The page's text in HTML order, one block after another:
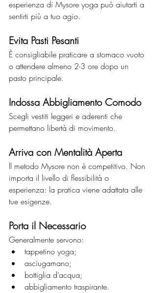
esperienza di Mysore yoga può aiutarti a
sentirti più a tuo agio.
Evita Pasti Pesanti
È consigliabile praticare a stomaco vuoto
o attendere almeno 2-3 ore dopo un
pasto principale.
Indossa Abbigliamento Comodo
Scegli vestiti leggeri e aderenti che
permettano libertà di movimento.
Arriva con Mentalità Aperta
Il metodo Mysore non è competitivo. Non
importa il livello di flessibilità o
esperienza: la pratica viene adattata alle
tue esigenze.
Porta il Necessario
Generalmente servono:
tappetino yoga;
asciugamano;
bottiglia d’acqua;
abbigliamento traspirante.